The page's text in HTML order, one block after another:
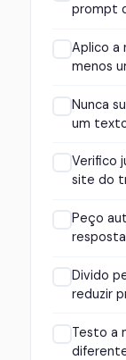
prompt
Aplico a
menos
Nunca
um
Verifico
site do
Peço
Divido
reduzir
Testo a